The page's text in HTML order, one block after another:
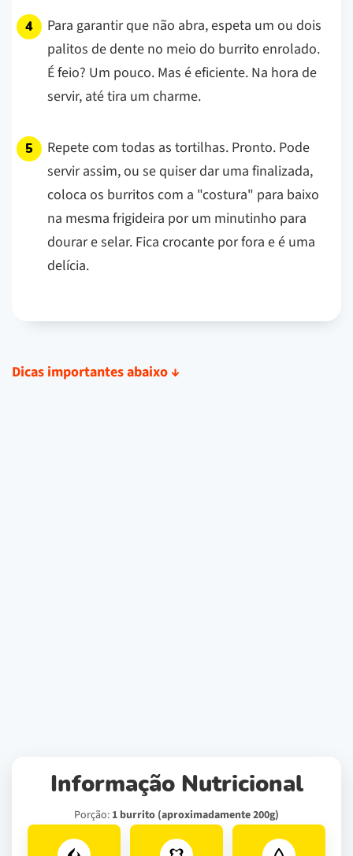
Para garantir que não abra, espeta um ou dois
palitos de dente no meio do burrito enrolado.
É feio? Um pouco. Mas é eficiente. Na hora de
servir, até tira um charme.
Repete com todas as tortilhas. Pronto. Pode
servir assim, ou se quiser dar uma finalizada,
coloca os burritos com a "costura" para baixo
na mesma frigideira por um minutinho para
dourar e selar. Fica crocante por fora e é uma
delícia.
Dicas importantes abaixo ↓
Informação Nutricional
Porção: 1 burrito (aproximadamente 200g)